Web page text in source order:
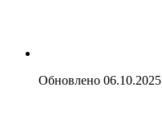
Обновлено 06.10.2025